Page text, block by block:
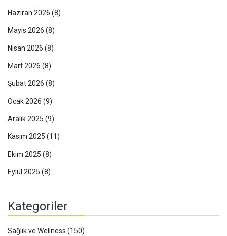
Haziran 2026 (8)
Mayıs 2026 (8)
Nisan 2026 (8)
Mart 2026 (8)
Şubat 2026 (8)
Ocak 2026 (9)
Aralık 2025 (9)
Kasım 2025 (11)
Ekim 2025 (8)
Eylül 2025 (8)
Kategoriler
Sağlık ve Wellness (150)